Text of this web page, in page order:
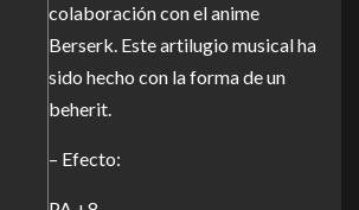
colaboración con el anime
Berserk. Este artilugio musical ha
sido hecho con la forma de un
beherit.
– Efecto: